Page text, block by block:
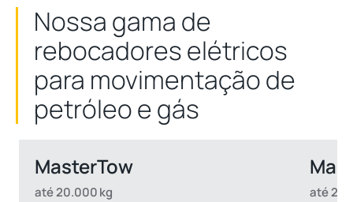
Nossa gama de
rebocadores elétricos
para movimentação de
petróleo e gás
MasterTow
até 20.000 kg até